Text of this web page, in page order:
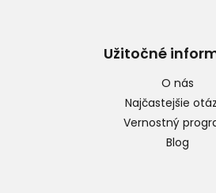
Užitočné
O nás
Najčastejšie
Vernostný
Blog